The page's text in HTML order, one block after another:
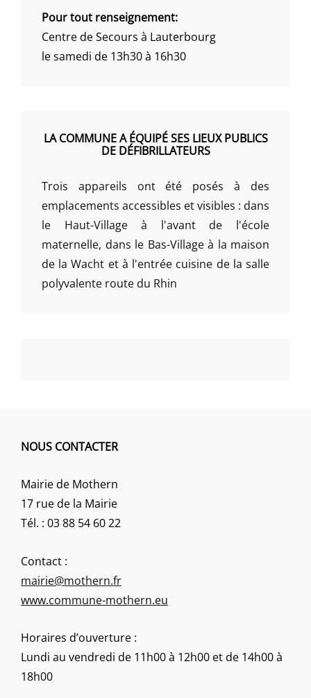
Pour tout renseignement:
Centre de Secours à Lauterbourg
le samedi de 13h30 à 16h30
LA COMMUNE A ÉQUIPÉ SES LIEUX PUBLICS
DE DÉFIBRILLATEURS
Trois appareils ont été posés à des
emplacements accessibles et visibles : dans
le Haut-Village à l'avant de l'école
maternelle, dans le Bas-Village à la maison
de la Wacht et à l'entrée cuisine de la salle
polyvalente route du Rhin
NOUS CONTACTER
Mairie de Mothern
17 rue de la Mairie
Tél. : 03 88 54 60 22
Contact :
mairie@mothern.fr
www.commune-mothern.eu
Horaires d’ouverture :
Lundi au vendredi de 11h00 à 12h00 et de 14h00 à
18h00